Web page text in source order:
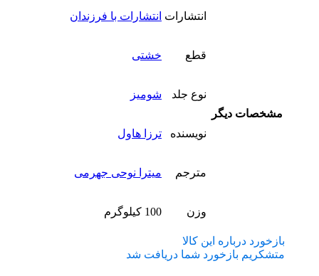
مشخصات دیگر
انتشارات انتشارات با فرزندان
قطع خشتی
نوع جلد شومیز
نویسنده ترزا هاول
مترجم میترا نوحی جهرمی
وزن 100 کیلوگرم
بازخورد درباره این کالا
متشکریم بازخورد شما دریافت شد